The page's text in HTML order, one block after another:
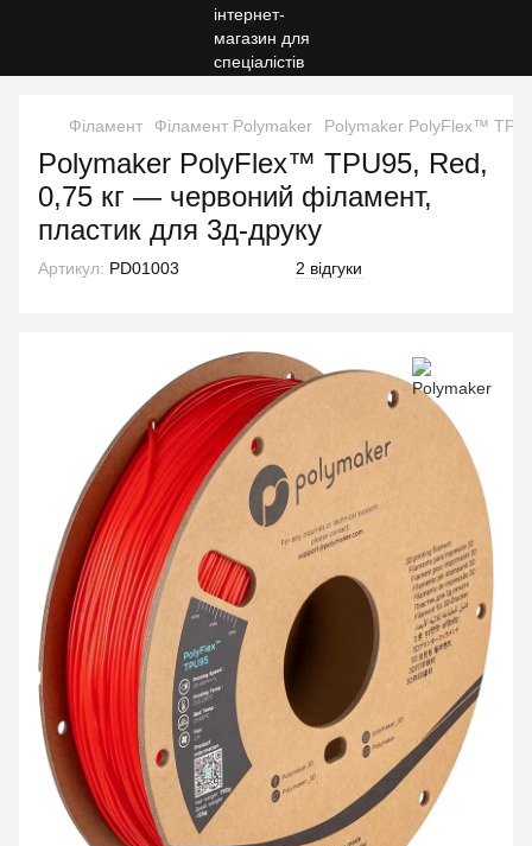
Філамент Філамент Polymaker Polymaker PolyFlex™
Polymaker PolyFlex™ TPU95, Red,
0,75 кг — червоний філамент,
пластик для 3д-друку
Артикул: PD01003 2 відгуки